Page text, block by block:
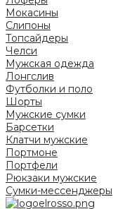
Мокасины
Слипоны
Топсайдеры
Челси
Мужская одежда
Лонгслив
Футболки и поло
Шорты
Мужские сумки
Барсетки
Клатчи мужские
Портмоне
Портфели
Рюкзаки мужские
Сумки-мессенджеры